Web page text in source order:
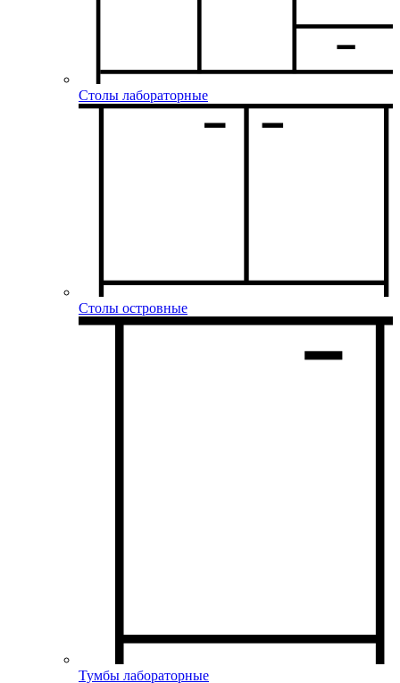
Столы лабораторные
Столы островные
Тумбы лабораторные